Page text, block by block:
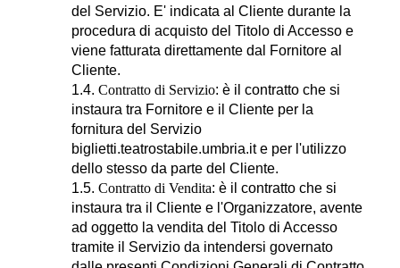
del Servizio. E' indicata al Cliente durante la
procedura di acquisto del Titolo di Accesso e
viene fatturata direttamente dal Fornitore al
Cliente.
1.4. Contratto di Servizio: è il contratto che si
instaura tra Fornitore e il Cliente per la
fornitura del Servizio
biglietti.teatrostabile.umbria.it e per l'utilizzo
dello stesso da parte del Cliente.
1.5. Contratto di Vendita: è il contratto che si
instaura tra il Cliente e l'Organizzatore, avente
ad oggetto la vendita del Titolo di Accesso
tramite il Servizio da intendersi governato